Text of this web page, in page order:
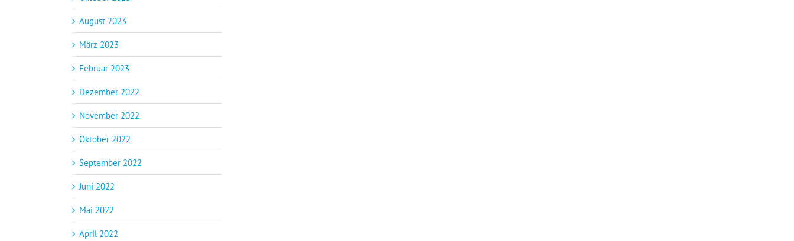
August 2023
März 2023
Februar 2023
Dezember 2022
November 2022
Oktober 2022
September 2022
Juni 2022
Mai 2022
April 2022